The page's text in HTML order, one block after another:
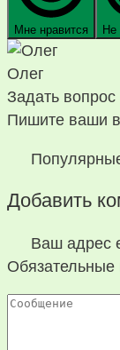
Мне нравится Не
Олег
Задать вопрос
Пишите ваши
Добавить
Ваш адрес